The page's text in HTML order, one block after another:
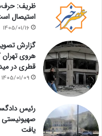
ظریف:
استیصال
1405/01/16
گزارش
هروی
قطری در
1405/01/09
رئیس
یافت